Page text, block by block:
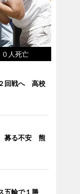
０人死亡
回戦へ 高校
募る不安 熊
五輪で１勝